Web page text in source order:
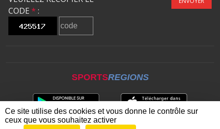
CODE * :
SPORTSREGIONS
Ce site utilise des cookies et vous donne le contrôle sur
ceux que vous souhaitez activer